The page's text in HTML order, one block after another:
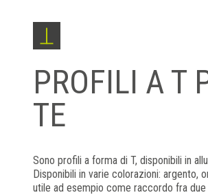
PROFILI A T
TE
Sono profili a forma di T, disponibili in
Disponibili in varie colorazioni: argento,
utile ad esempio come raccordo fra due